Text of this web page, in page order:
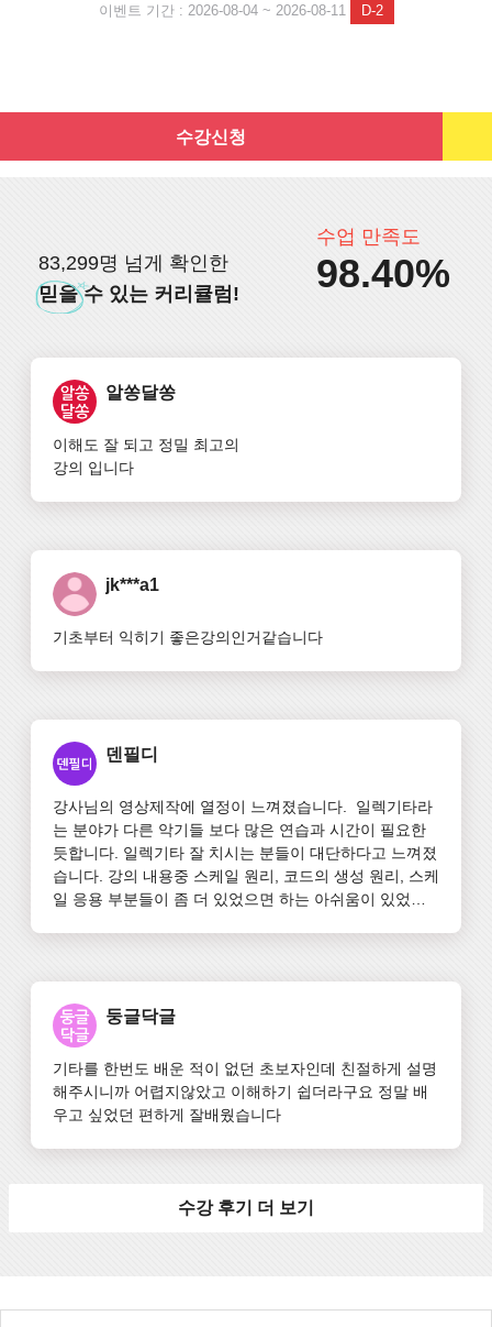
이벤트 기간 : 2026-08-04 ~ 2026-08-11
D-2
수강신청
83,299명 넘게 확인한
믿을수 있는 커리큘럼!
수업 만족도
98.40%
알쏭달쏭
이해도 잘 되고 정밀 최고의
강의 입니다
jk***a1
기초부터 익히기 좋은강의인거같습니다
덴필디
강사님의 영상제작에 열정이 느껴졌습니다.  일렉기타라
는 분야가 다른 악기들 보다 많은 연습과 시간이 필요한
듯합니다. 일렉기타 잘 치시는 분들이 대단하다고 느껴졌
습니다. 강의 내용중 스케일 원리, 코드의 생성 원리, 스케
일 응용 부분들이 좀 더 있었으면 하는 아쉬움이 있었습
둥글닥글
기타를 한번도 배운 적이 없던 초보자인데 친절하게 설명
해주시니까 어렵지않았고 이해하기 쉽더라구요 정말 배
우고 싶었던 편하게 잘배웠습니다
수강 후기 더 보기